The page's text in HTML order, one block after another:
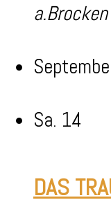
a.Brocken
Sa. 14
DAS